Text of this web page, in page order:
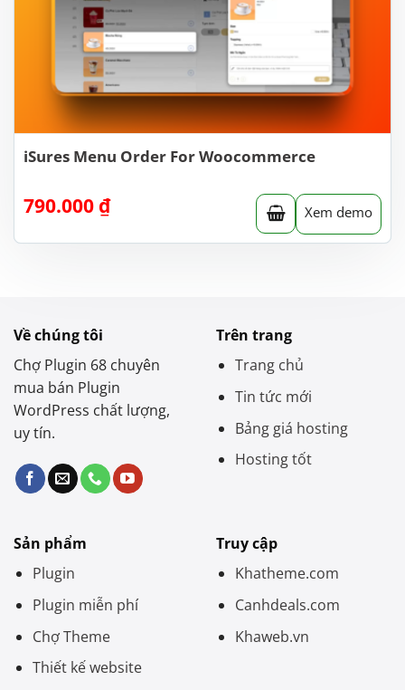
iSures Menu Order For Woocommerce
790.000 ₫ Xem demo
Về chúng tôi
Chợ Plugin 68 chuyên
mua bán Plugin
WordPress chất lượng,
uy tín.
Trên trang
Trang chủ
Tin tức mới
Bảng giá hosting
Hosting tốt
Sản phẩm
Plugin
Plugin miễn phí
Chợ Theme
Thiết kế website
Truy cập
Khatheme.com
Canhdeals.com
Khaweb.vn